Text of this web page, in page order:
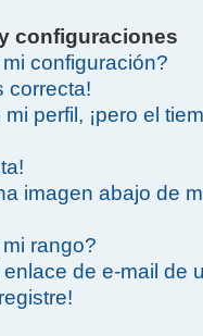
configuraciones
configuración?
correcta!
perfil, ¡pero el
imagen abajo de
rango?
de e-mail de